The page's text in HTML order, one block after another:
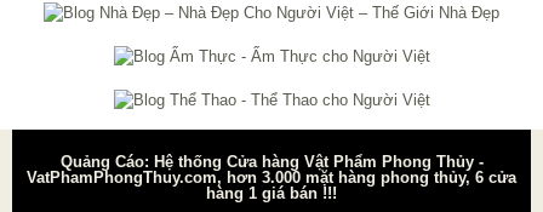
Quảng Cáo: Hệ thống Cửa hàng Vật Phẩm Phong Thủy -
VatPhamPhongThuy.com, hơn 3.000 mặt hàng phong thủy, 6 cửa
hàng 1 giá bán !!!